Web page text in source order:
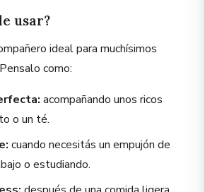
usar?
ideal para muchísimos
como:
acompañando unos ricos
o un té.
cuando necesitás un empujón de
o estudiando.